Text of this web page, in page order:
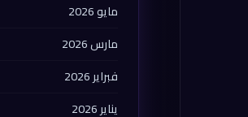
مايو 2026
مارس 2026
فبراير 2026
يناير 2026